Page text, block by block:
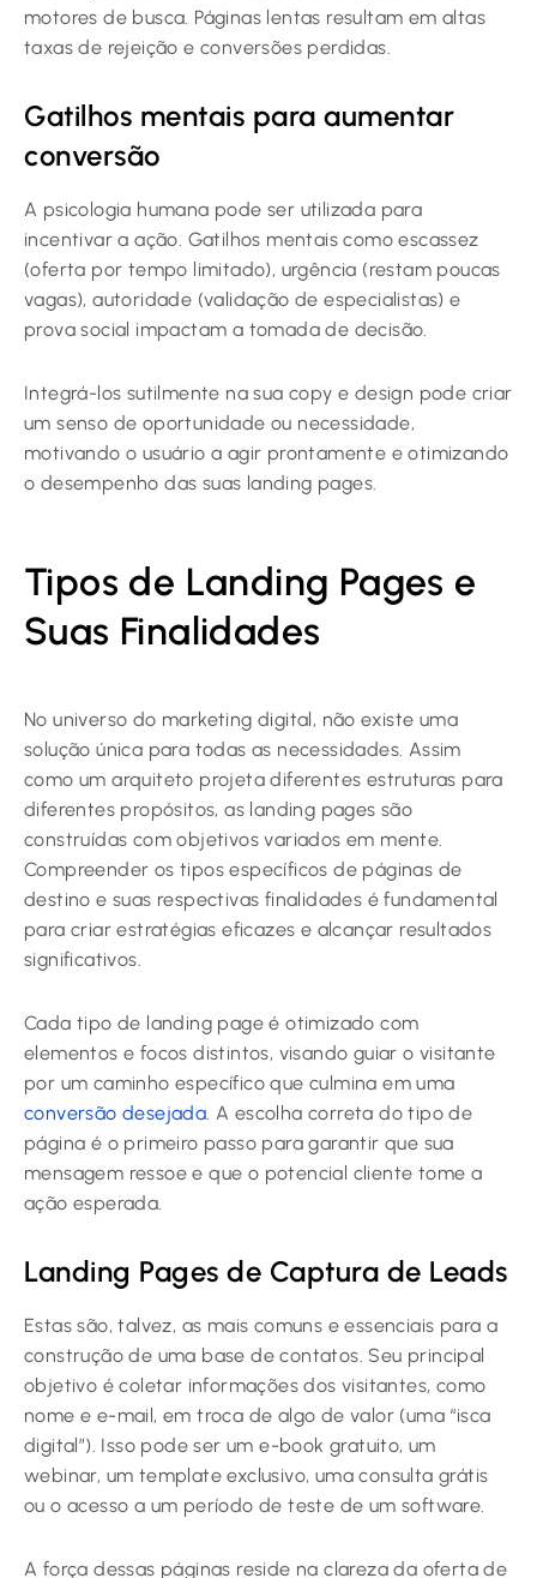
motores de busca. Páginas lentas resultam em altas
taxas de rejeição e conversões perdidas.
Gatilhos mentais para aumentar
conversão
A psicologia humana pode ser utilizada para
incentivar a ação. Gatilhos mentais como escassez
(oferta por tempo limitado), urgência (restam poucas
vagas), autoridade (validação de especialistas) e
prova social impactam a tomada de decisão.
Integrá-los sutilmente na sua copy e design pode criar
um senso de oportunidade ou necessidade,
motivando o usuário a agir prontamente e otimizando
o desempenho das suas landing pages.
Tipos de Landing Pages e
Suas Finalidades
No universo do marketing digital, não existe uma
solução única para todas as necessidades. Assim
como um arquiteto projeta diferentes estruturas para
diferentes propósitos, as landing pages são
construídas com objetivos variados em mente.
Compreender os tipos específicos de páginas de
destino e suas respectivas finalidades é fundamental
para criar estratégias eficazes e alcançar resultados
significativos.
Cada tipo de landing page é otimizado com
elementos e focos distintos, visando guiar o visitante
por um caminho específico que culmina em uma
conversão desejada . A escolha correta do tipo de
página é o primeiro passo para garantir que sua
mensagem ressoe e que o potencial cliente tome a
ação esperada.
Landing Pages de Captura de Leads
Estas são, talvez, as mais comuns e essenciais para a
construção de uma base de contatos. Seu principal
objetivo é coletar informações dos visitantes, como
nome e e-mail, em troca de algo de valor (uma “isca
digital”). Isso pode ser um e-book gratuito, um
webinar, um template exclusivo, uma consulta grátis
ou o acesso a um período de teste de um software.
A força dessas páginas reside na clareza da oferta de